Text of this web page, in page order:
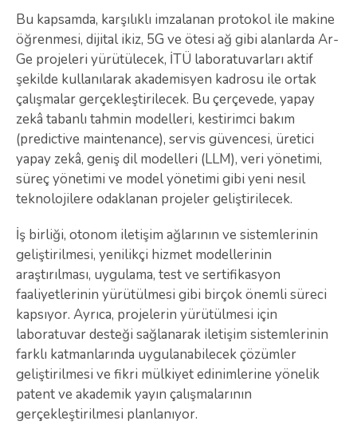
Bu kapsamda, karşılıklı imzalanan protokol ile makine
öğrenmesi, dijital ikiz, 5G ve ötesi ağ gibi alanlarda Ar-
Ge projeleri yürütülecek, İTÜ laboratuvarları aktif
şekilde kullanılarak akademisyen kadrosu ile ortak
çalışmalar gerçekleştirilecek. Bu çerçevede, yapay
zekâ tabanlı tahmin modelleri, kestirimci bakım
(predictive maintenance), servis güvencesi, üretici
yapay zekâ, geniş dil modelleri (LLM), veri yönetimi,
süreç yönetimi ve model yönetimi gibi yeni nesil
teknolojilere odaklanan projeler geliştirilecek.
İş birliği, otonom iletişim ağlarının ve sistemlerinin
geliştirilmesi, yenilikçi hizmet modellerinin
araştırılması, uygulama, test ve sertifikasyon
faaliyetlerinin yürütülmesi gibi birçok önemli süreci
kapsıyor. Ayrıca, projelerin yürütülmesi için
laboratuvar desteği sağlanarak iletişim sistemlerinin
farklı katmanlarında uygulanabilecek çözümler
geliştirilmesi ve fikri mülkiyet edinimlerine yönelik
patent ve akademik yayın çalışmalarının
gerçekleştirilmesi planlanıyor.